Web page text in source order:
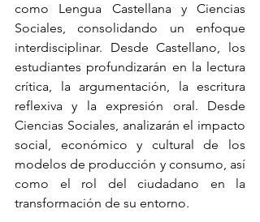
como Lengua Castellana y Ciencias
Sociales, consolidando un enfoque
interdisciplinar. Desde Castellano, los
estudiantes profundizarán en la lectura
crítica, la argumentación, la escritura
reflexiva y la expresión oral. Desde
Ciencias Sociales, analizarán el impacto
social, económico y cultural de los
modelos de producción y consumo, así
como el rol del ciudadano en la
transformación de su entorno.